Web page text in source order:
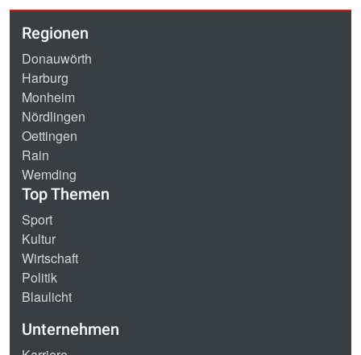
Regionen
Donauwörth
Harburg
Monheim
Nördlingen
Oettingen
Rain
Wemding
Top Themen
Sport
Kultur
Wirtschaft
Politik
Blaulicht
Unternehmen